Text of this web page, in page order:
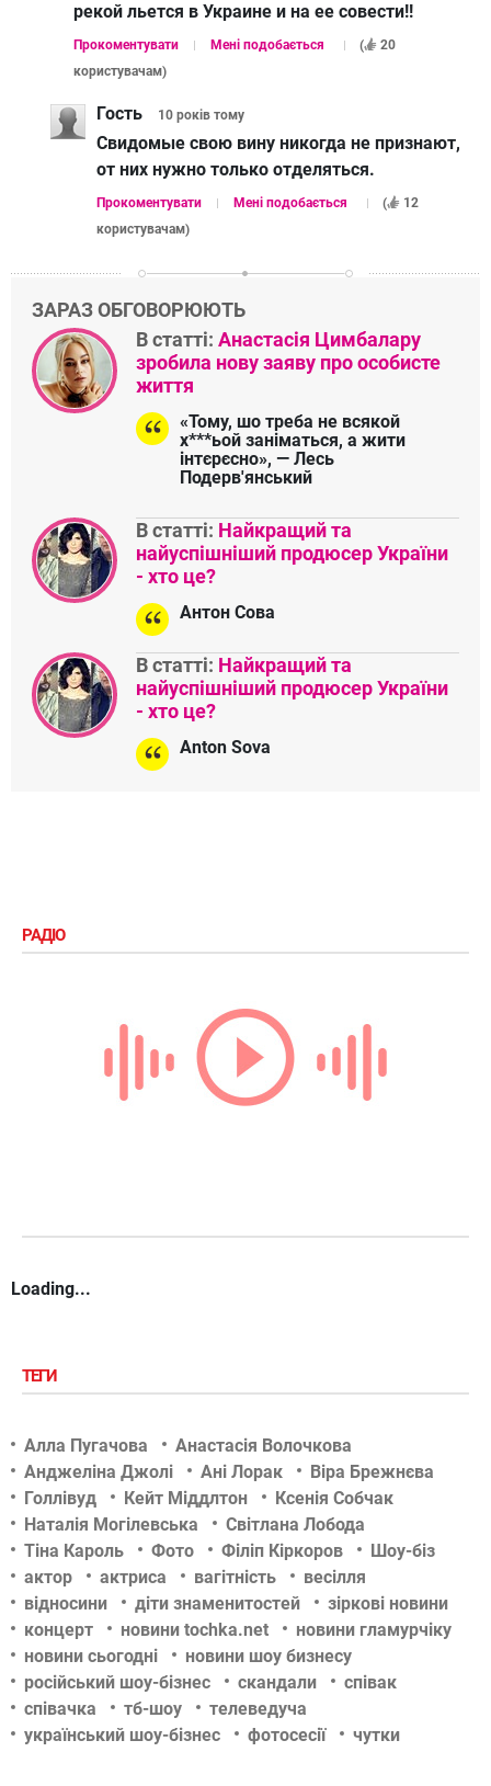
рекой льется в Украине и на ее совести!!
Прокоментувати Мені подобається (
20
користувачам)
Гость 10 років тому
Свидомые свою вину никогда не признают,
от них нужно только отделяться.
Прокоментувати Мені подобається (
12
користувачам)
ЗАРАЗ ОБГОВОРЮЮТЬ
В статті: Анастасія Цимбалару
зробила нову заяву про особисте
життя
«Тому, шо треба не всякой
х***ьой заніматься, а жити
інтєрєсно», — Лесь
Подерв'янський
В статті: Найкращий та
найуспішніший продюсер України
- хто це?
Антон Сова
В статті: Найкращий та
найуспішніший продюсер України
- хто це?
Anton Sova
РАДІО
Loading...
ТЕГИ
Алла Пугачова
Анастасія Волочкова
Анджеліна Джолі
Ані Лорак
Віра Брежнєва
Голлівуд
Кейт Міддлтон
Ксенія Собчак
Наталія Могілевська
Світлана Лобода
Тіна Кароль
Фото Філіп Кіркоров
Шоу-біз
актор
актриса вагітність
весілля
відносини
діти знаменитостей
зіркові новини
концерт
новини tochka.net
новини гламурчіку
новини сьогодні
новини шоу бизнесу
російський шоу-бізнес
скандали
співак
співачка
тб-шоу
телеведуча
український шоу-бізнес
фотосесії чутки